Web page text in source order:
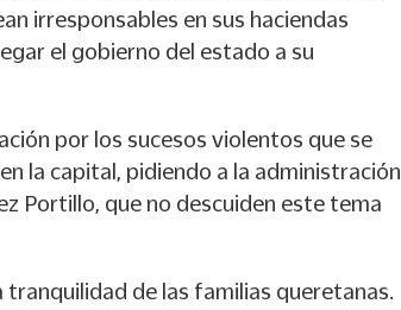
irresponsables en sus haciendas
el gobierno del estado a su
por los sucesos violentos que se
la capital, pidiendo a la administración
Portillo, que no descuiden este tema
de las familias queretanas.